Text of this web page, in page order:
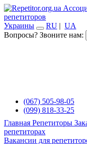
репетиторов
Украины
RU | UA
Вопросы? Звоните нам:
(067) 505-98-05
(099) 818-33-25
Главная Репетиторы
репетиторах
Вакансии для